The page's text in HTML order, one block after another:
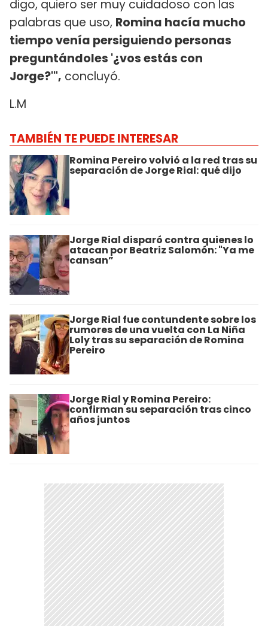
digo, quiero ser muy cuidadoso con las
palabras que uso, Romina hacía mucho
tiempo venía persiguiendo personas
preguntándoles '¿vos estás con
Jorge?'", concluyó.
L.M
TAMBIÉN TE PUEDE INTERESAR
Romina Pereiro volvió a la red tras su
separación de Jorge Rial: qué dijo
Jorge Rial disparó contra quienes lo
atacan por Beatriz Salomón: "Ya me
cansan”
Jorge Rial fue contundente sobre los
rumores de una vuelta con La Niña
Loly tras su separación de Romina
Pereiro
Jorge Rial y Romina Pereiro:
confirman su separación tras cinco
años juntos